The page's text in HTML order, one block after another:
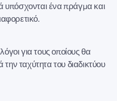
υπόσχονται ένα πράγμα και
για τους οποίους θα
την ταχύτητα του διαδικτύου